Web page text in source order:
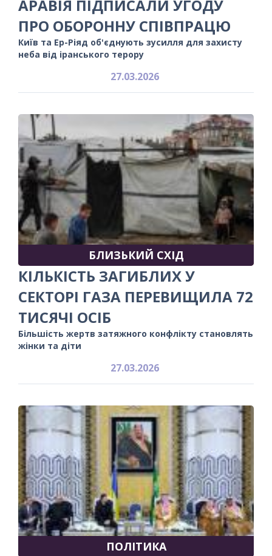
АРАВІЯ ПІДПИСАЛИ УГОДУ
ПРО ОБОРОННУ СПІВПРАЦЮ
Київ та Ер-Ріяд об'єднують зусилля для захисту
неба від іранського терору
27.03.2026
БЛИЗЬКИЙ СХІД
КІЛЬКІСТЬ ЗАГИБЛИХ У
СЕКТОРІ ГАЗА ПЕРЕВИЩИЛА 72
ТИСЯЧІ ОСІБ
Більшість жертв затяжного конфлікту становлять
жінки та діти
27.03.2026
ПОЛІТИКА